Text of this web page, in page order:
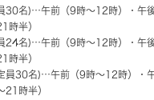
30名)…午前（9時～12時）・午
時半）
24名)…午前（9時～12時）・午
時半）
員30名)…午前（9時～12時）・
21時半）